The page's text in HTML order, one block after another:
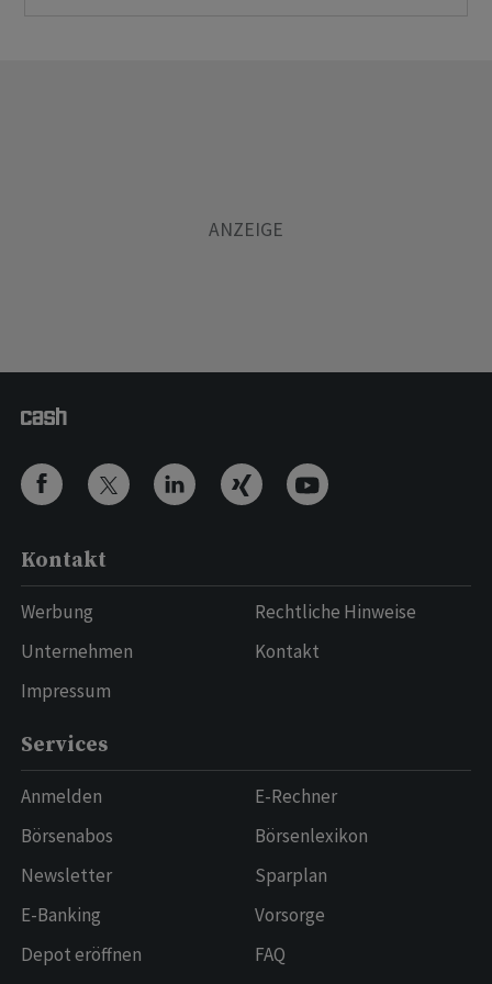
Kontakt
Werbung
Unternehmen
Impressum
Rechtliche Hinweise
Kontakt
Services
Anmelden
Börsenabos
Newsletter
E-Banking
Depot eröffnen
E-Rechner
Börsenlexikon
Sparplan
Vorsorge
FAQ